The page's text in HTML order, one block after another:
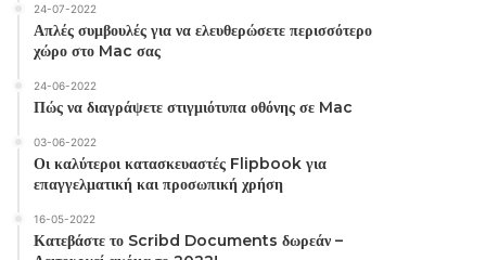
24-07-2022
Απλές συμβουλές για να ελευθερώσετε περισσότερο
χώρο στο Mac σας
24-06-2022
Πώς να διαγράψετε στιγμιότυπα οθόνης σε Mac
03-06-2022
Οι καλύτεροι κατασκευαστές Flipbook για
επαγγελματική και προσωπική χρήση
16-05-2022
Κατεβάστε το Scribd Documents δωρεάν –